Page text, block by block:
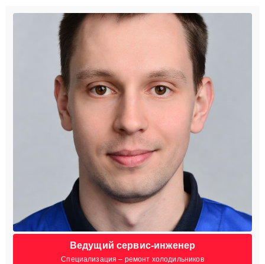
Ведущий сервис-инженер
Специализация – ремонт холодильников